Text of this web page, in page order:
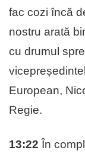
fac cozi încă
nostru arată
cu drumul
European,
Regie.
13:22 În